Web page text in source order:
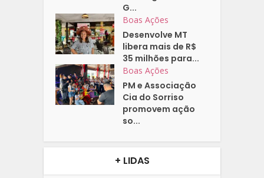
G...
Boas Ações
Desenvolve MT
libera mais de R$
35 milhões para...
Boas Ações
PM e Associação
Cia do Sorriso
promovem ação
so...
+ LIDAS